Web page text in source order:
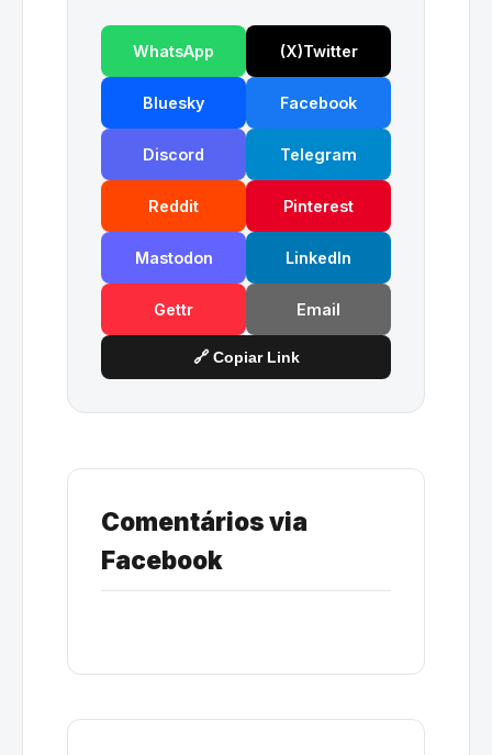
WhatsApp (X)Twitter
Bluesky Facebook
Discord Telegram
Reddit Pinterest
Mastodon LinkedIn
Gettr Email
🔗 Copiar Link
Comentários via
Facebook